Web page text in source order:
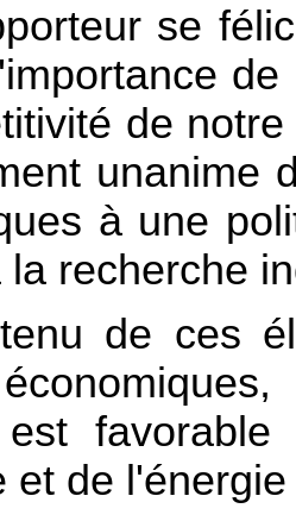
se
de
unanime
à une
la recherche
de ces
est
et de